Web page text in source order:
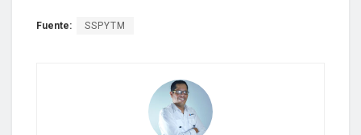
Fuente: SSPYTM